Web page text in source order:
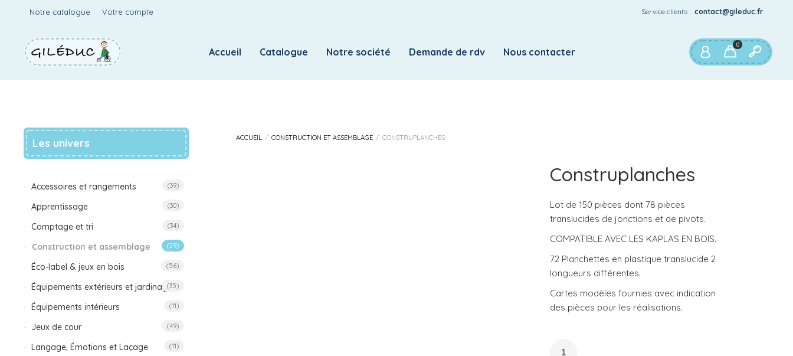
Service clients : contact@gileduc.fr
Notre catalogue Votre compte
0
E-MAIL*OBLIGATOIRE
MOT DE PASSE*OBLIGATOIRE
Accueil Catalogue Notre société Demande de rdv Nous contacter
ACCUEIL / CONSTRUCTION ET ASSEMBLAGE / CONSTRUPLANCHES
Construplanches
Lot de 150 pièces dont 78 pièces
translucides de jonctions et de pivots.
COMPATIBLE AVEC LES KAPLAS EN BOIS.
72 Planchettes en plastique translucide 2
longueurs différentes.
Cartes modèles fournies avec indication
des pièces pour les réalisations.
Les univers
Accessoires et rangements (39)
Apprentissage (30)
Comptage et tri (34)
Construction et assemblage (29)
Éco-label & jeux en bois (56)
Équipements extérieurs et jardinage(35)
Équipements intérieurs (11)
Jeux de cour (49)
Langage, Émotions et Laçage (11)